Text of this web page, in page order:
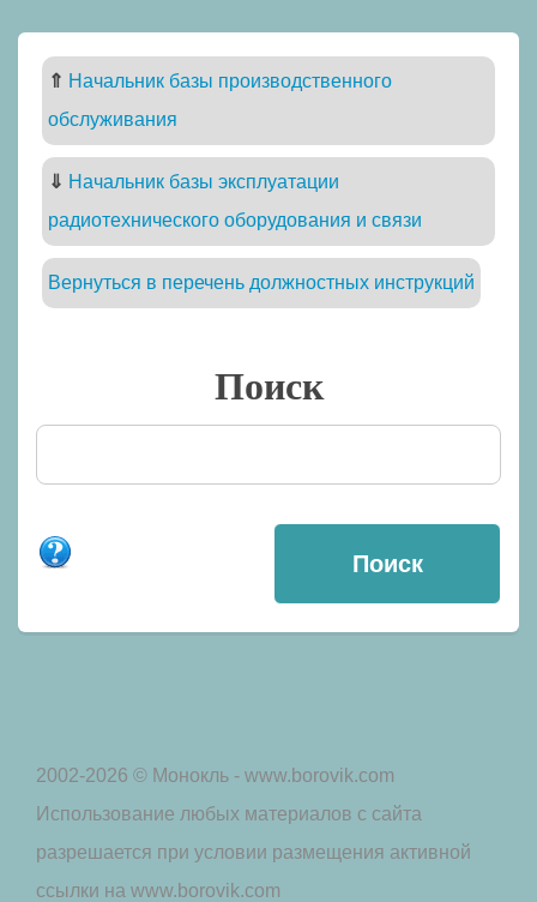
⇑ Начальник базы производственного
обслуживания
⇓ Начальник базы эксплуатации
радиотехнического оборудования и связи
Вернуться в перечень должностных инструкций
Поиск
2002-2026 © Монокль - www.borovik.com
Использование любых материалов с сайта
разрешается при условии размещения активной
ссылки на www.borovik.com